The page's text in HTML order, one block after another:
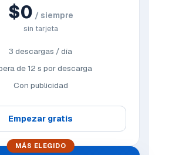
$0 / siempre
sin tarjeta
3 descargas / día
de 12 s por descarga
Con publicidad
Empezar gratis
MÁS ELEGIDO